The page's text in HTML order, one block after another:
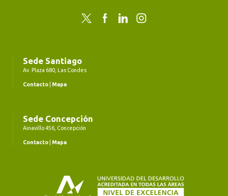
Twitter FacebookLinkedInInstagram
Sede Santiago
Av. Plaza 680, Las Condes
Contacto Mapa
Sede Concepción
Ainavillo 456, Concepción
Contacto Mapa